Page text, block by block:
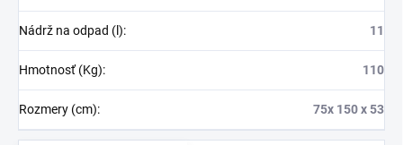
Nádrž na odpad (l): 11
Hmotnosť (Kg): 110
Rozmery (cm): 75x 150 x 53